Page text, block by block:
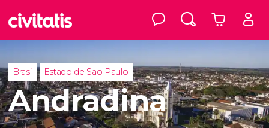
Brasil Estado de Sao Paulo
Andradina